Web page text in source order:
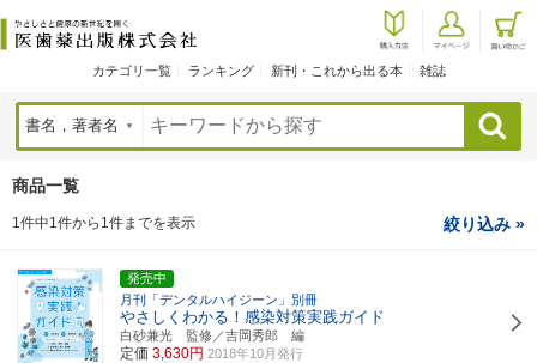
カテゴリ一覧 ランキング 新刊・これから出る本 雑誌
検索
商品一覧
1件中1件から1件までを表示 絞り込み »
発売中
月刊「デンタルハイジーン」別冊
やさしくわかる！感染対策実践ガイド
白砂兼光 監修／吉岡秀郎 編
定価 3,630円 2018年10月発行